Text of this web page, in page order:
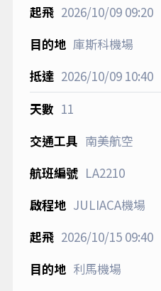
2026/10/0909:20
庫斯科機場
2026/10/0910:40
11
南美航空
LA2210
JULIACA機場
2026/10/1509:40
利馬機場